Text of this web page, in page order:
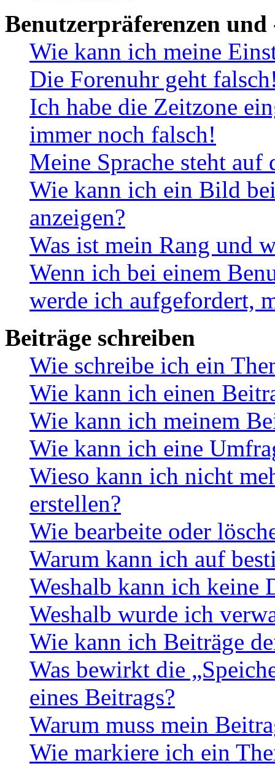
Benutzerpräferenzen und
Wie kann ich meine
Die Forenuhr geht
Ich habe die Zeitzone
immer noch falsch!
Meine Sprache steht
Wie kann ich ein Bild
anzeigen?
Was ist mein Rang und
Wenn ich bei einem
werde ich aufgefordert,
Beiträge schreiben
Wie schreibe ich ein
Wie kann ich einen
Wie kann ich meinem
Wie kann ich eine
Wieso kann ich nicht
erstellen?
Wie bearbeite oder
Warum kann ich auf
Weshalb kann ich keine
Weshalb wurde ich
Wie kann ich Beiträge
Was bewirkt die
eines Beitrags?
Warum muss mein
Wie markiere ich ein